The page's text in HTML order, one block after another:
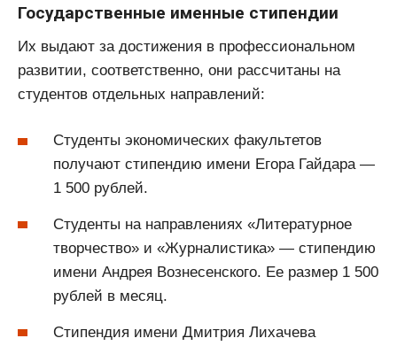
Государственные именные стипендии
Их выдают за достижения в профессиональном
развитии, соответственно, они рассчитаны на
студентов отдельных направлений:
Студенты экономических факультетов
получают стипендию имени Егора Гайдара —
1 500 рублей.
Студенты на направлениях «Литературное
творчество» и «Журналистика» — стипендию
имени Андрея Вознесенского. Ее размер 1 500
рублей в месяц.
Стипендия имени Дмитрия Лихачева